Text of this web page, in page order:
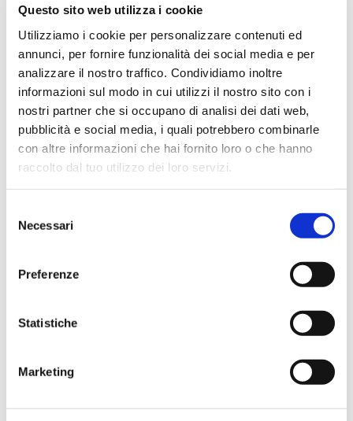
Questo sito web utilizza i cookie
Utilizziamo i cookie per personalizzare contenuti ed
annunci, per fornire funzionalità dei social media e per
analizzare il nostro traffico. Condividiamo inoltre
informazioni sul modo in cui utilizzi il nostro sito con i
nostri partner che si occupano di analisi dei dati web,
pubblicità e social media, i quali potrebbero combinarle
con altre informazioni che hai fornito loro o che hanno
raccolto dal tuo utilizzo dei loro servizi.
delNecessari
Preferenze
Statistiche
Marketing
2 mesi fa
★★★★★
Ho acquistato un contrabbasso elettrico Stanzani, un
microfono professionale, amplificatore, cuffie, aste e
cavi vari come regali per il mio compagno. Lo
strumento è a dir poco meraviglioso e il resto dei
prodotti è di alto livello. I venditori son..
Simone Gasparoni
puntuale e cordiale, spedizione rapida e prodotti
effettivamente disponibili come indicato sul sito, senza
Negozio assolutamente consigliato, acqui..